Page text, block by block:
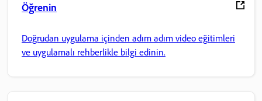
Öğrenin
Doğrudan uygulama içinden adım adım video eğitimleri
ve uygulamalı rehberlikle bilgi edinin.